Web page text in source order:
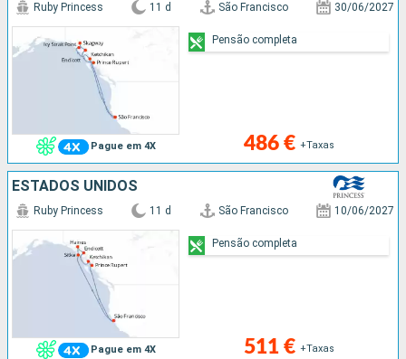
Pague em 4X
Ruby Princess 11 d São Francisco 30/06/2027
486 € +Taxas
Pensão completa
ESTADOS UNIDOS
Pague em 4X
Ruby Princess 11 d São Francisco 10/06/2027
511 € +Taxas
Pensão completa